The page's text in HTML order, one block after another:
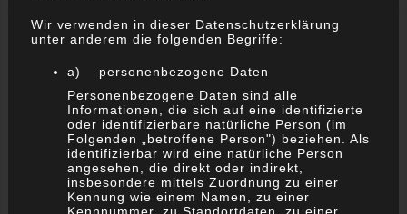
RECENT POSTS
Wir verwenden in dieser Datenschutzerklärung
unter anderem die folgenden Begriffe:
a) personenbezogene Daten
Personenbezogene Daten sind alle
Informationen, die sich auf eine identifizierte
oder identifizierbare natürliche Person (im
Folgenden „betroffene Person") beziehen. Als
identifizierbar wird eine natürliche Person
angesehen, die direkt oder indirekt,
insbesondere mittels Zuordnung zu einer
Kennung wie einem Namen, zu einer